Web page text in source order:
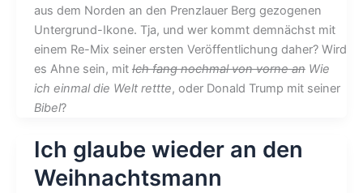
aus dem Norden an den Prenzlauer Berg gezogenen
Untergrund-Ikone. Tja, und wer kommt demnächst mit
einem Re-Mix seiner ersten Veröffentlichung daher? Wird
es Ahne sein, mit Ich fang nochmal von vorne an Wie
ich einmal die Welt rettte, oder Donald Trump mit seiner
Bibel?
Ich glaube wieder an den
Weihnachtsmann